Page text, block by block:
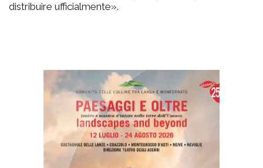
distribuire ufficialmente».